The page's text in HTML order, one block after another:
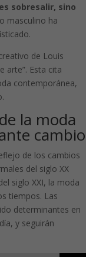
sobresalir, sino
masculino ha
de Louis
arte”. Esta cita
contemporánea,
la moda
cambio
de los cambios
del siglo XX
siglo XXI, la moda
tiempos. Las
determinantes en
y seguirán